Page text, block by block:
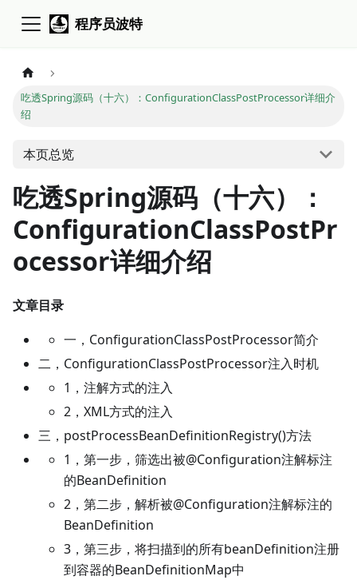
程序员波特
吃透Spring源码（十六）：ConfigurationClassPostProcessor详细介
绍
本页总览
吃透Spring源码（十六）：
ConfigurationClassPostPr
ocessor详细介绍
文章目录
一，ConfigurationClassPostProcessor简介
二，ConfigurationClassPostProcessor注入时机
1，注解方式的注入
2，XML方式的注入
三，postProcessBeanDefinitionRegistry()方法
1，第一步，筛选出被@Configuration注解标注
的BeanDefinition
2，第二步，解析被@Configuration注解标注的
BeanDefinition
3，第三步，将扫描到的所有beanDefinition注册
到容器的BeanDefinitionMap中